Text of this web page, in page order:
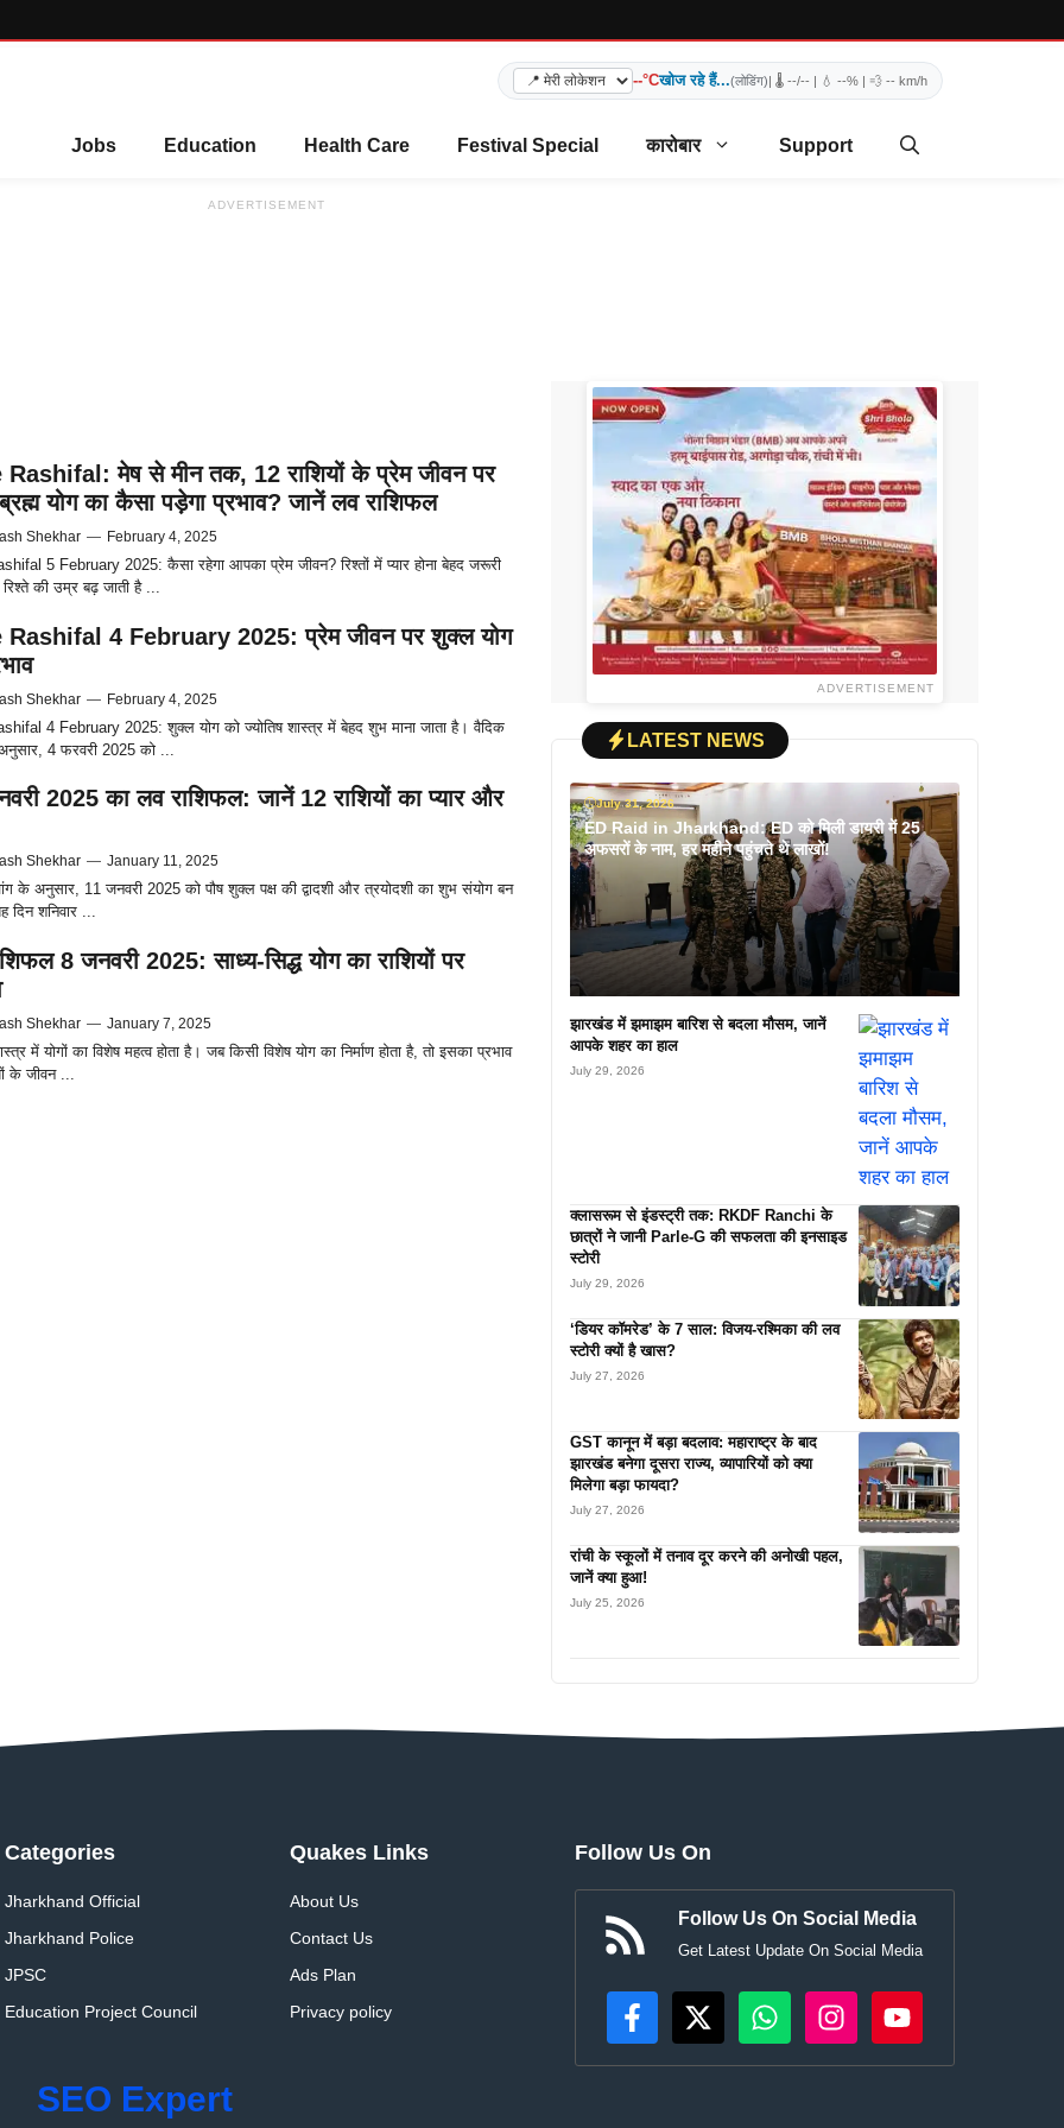
--°Cखोज रहे हैं...(लोडिंग)| 🌡️ --/-- | 💧 --% | 💨 -- km/h
Jobs Education Health Care Festival Special कारोबार Support
ADVERTISEMENT
मेष से मीन तक, 12 राशियों के प्रेम जीवन पर
योग का कैसा पड़ेगा प्रभाव? जानें लव राशिफल
Shekhar — February 4, 2025
5 February 2025: कैसा रहेगा आपका प्रेम जीवन? रिश्तों में प्यार होना बेहद जरूरी
की उम्र बढ़ जाती है ...
Rashifal 4 February 2025: प्रेम जीवन पर शुक्ल योग
Shekhar — February 4, 2025
4 February 2025: शुक्ल योग को ज्योतिष शास्त्र में बेहद शुभ माना जाता है। वैदिक
4 फरवरी 2025 को ...
2025 का लव राशिफल: जानें 12 राशियों का प्यार और
Shekhar — January 11, 2025
के अनुसार, 11 जनवरी 2025 को पौष शुक्ल पक्ष की द्वादशी और त्रयोदशी का शुभ संयोग बन
दिन शनिवार ...
8 जनवरी 2025: साध्य-सिद्ध योग का राशियों पर
Shekhar — January 7, 2025
में योगों का विशेष महत्व होता है। जब किसी विशेष योग का निर्माण होता है, तो इसका प्रभाव
के जीवन ...
ADVERTISEMENT
LATEST NEWS
July 31, 2026
ED Raid in Jharkhand: ED को मिली डायरी में 25
अफसरों के नाम, हर महीने पहुंचते थे लाखों!
झारखंड में झमाझम बारिश से बदला मौसम, जानें
आपके शहर का हाल
July 29, 2026
क्लासरूम से इंडस्ट्री तक: RKDF Ranchi के
छात्रों ने जानी Parle-G की सफलता की इनसाइड
स्टोरी
July 29, 2026
‘डियर कॉमरेड’ के 7 साल: विजय-रश्मिका की लव
स्टोरी क्यों है खास?
July 27, 2026
GST कानून में बड़ा बदलाव: महाराष्ट्र के बाद
झारखंड बनेगा दूसरा राज्य, व्यापारियों को क्या
मिलेगा बड़ा फायदा?
July 27, 2026
रांची के स्कूलों में तनाव दूर करने की अनोखी पहल,
जानें क्या हुआ!
July 25, 2026
Categories
Jharkhand Official
Jharkhand Police
JPSC
Education Project Council
Quakes Links
About Us
Contact Us
Ads Plan
Privacy policy
Follow Us On
Follow Us On Social Media
Get Latest Update On Social Media
SEO Expert